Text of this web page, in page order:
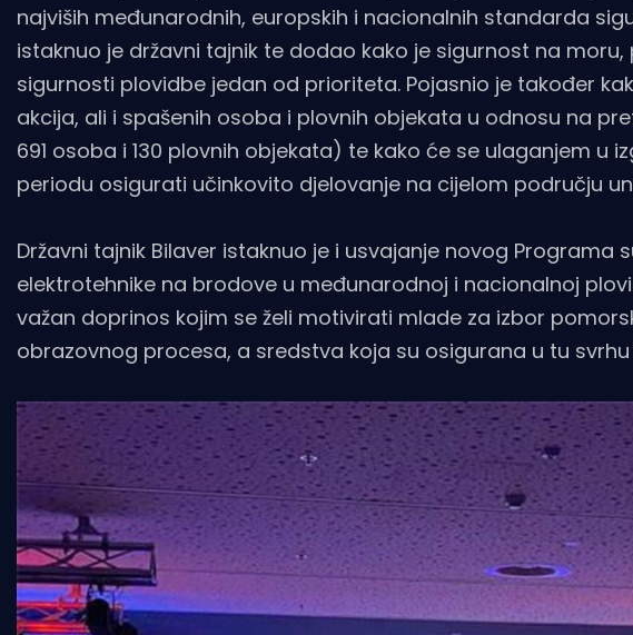
najviših međunarodnih, europskih i nacionalnih standarda
istaknuo je državni tajnik te dodao kako je sigurnost na
sigurnosti plovidbe jedan od prioriteta. Pojasnio je također
akcija, ali i spašenih osoba i plovnih objekata u odnosu na
691 osoba i 130 plovnih objekata) te kako će se ulaganjem u
periodu osigurati učinkovito djelovanje na cijelom području
Državni tajnik Bilaver istaknuo je i usvajanje novog
elektrotehnike na brodove u međunarodnoj i nacionalnoj
važan doprinos kojim se želi motivirati mlade za izbor
obrazovnog procesa, a sredstva koja su osigurana u tu svrhu